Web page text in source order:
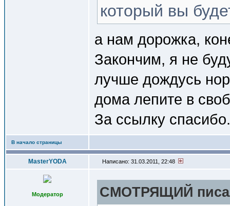
который вы
а нам дорожка,
Закончим, я не
лучше дождусь
дома лепите в
За ссылку спасибо.
В начало страницы
MasterYODA Написано: 31.03.2011, 22:48
Модератор СМОТРЯЩИЙ